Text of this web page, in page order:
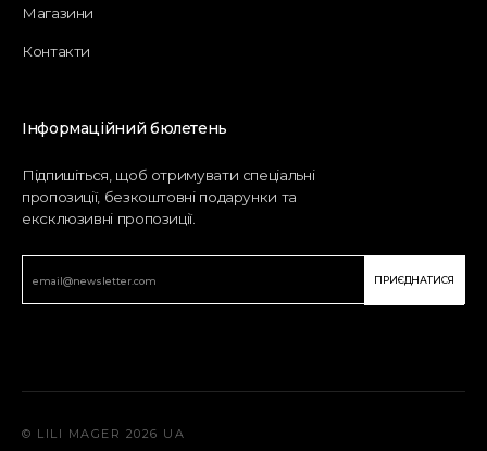
Магазини
Контакти
Інформаційний бюлетень
Підпишіться, щоб отримувати спеціальні
пропозиції, безкоштовні подарунки та
ексклюзивні пропозиції.
ПРИЄДНАТИСЯ
© LILI MAGER 2026 UA